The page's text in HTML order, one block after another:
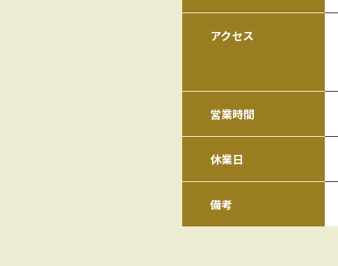
アクセス
営業時間
休業日
備考